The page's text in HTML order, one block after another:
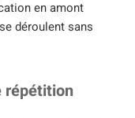
en amont
déroulent sans
répétition